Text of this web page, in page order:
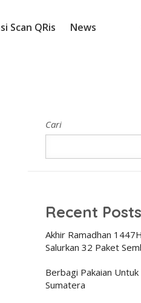
Scan QRis News
Cari
Recent Posts
Akhir Ramadhan
Salurkan 32 Paket
Berbagi Pakaian Untuk
Sumatera